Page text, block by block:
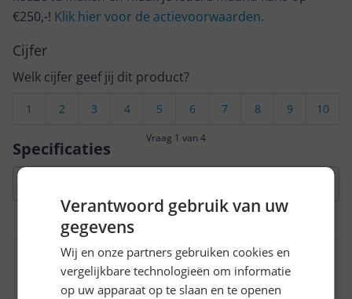
Specificaties
Zaagdiepte (90°)
€250,-! Klik hier voor de actievoorwaarden.
Cijfer
Welk cijfer geef jij dit product?
10
9
8
7
6
5
4
3
2
1
Vraag 1 van 4
Verantwoord gebruik van uw
gegevens
Wij en onze partners gebruiken cookies en
vergelijkbare technologieën om informatie
op uw apparaat op te slaan en te openen